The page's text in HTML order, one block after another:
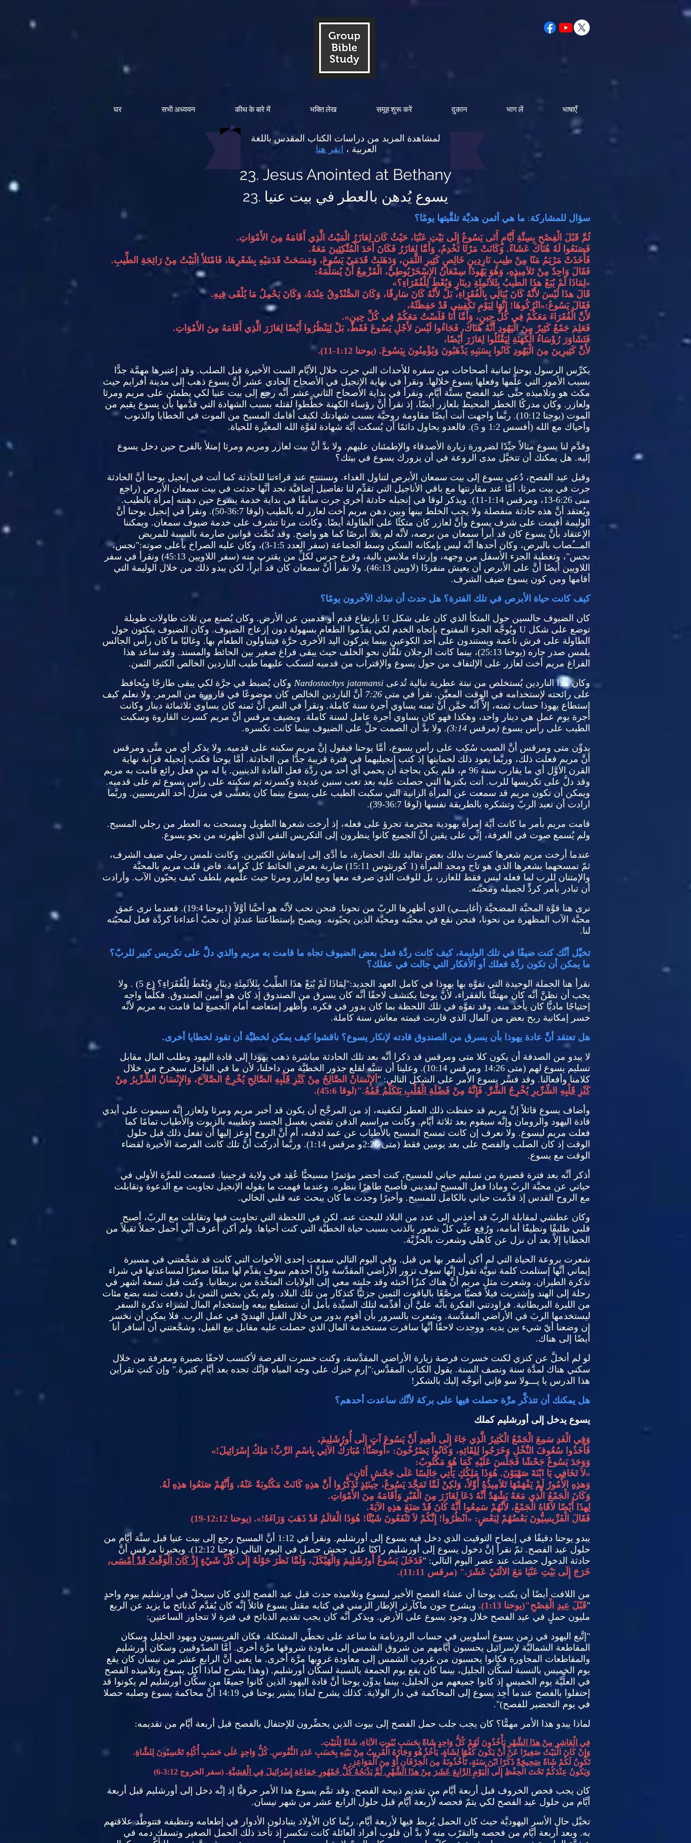
घर सभी अध्ययन कीथ के बारे में भक्ति लेख समूह शुरू करें दुकान भाग लें भाषाएँ
لمشاهدة المزيد من دراسات الكتاب المقدس باللغة
العربية ، انقر هنا.
23. Jesus Anointed at Bethany
23. يسوع يُدهن بالعطر في بيت عنيا
سؤال للمشاركة: ما هي أثمن هديَّة تلقَّيتها يومًا؟
ثُمَّ قَبْلَ الْفِصْحِ بِسِتَّةِ أَيَّامٍ أَتَى يَسُوعُ إِلَى بَيْتِ عَنْيَا، حَيْثُ كَانَ لِعَازَرُ الْمَيْتُ الَّذِي أَقَامَهُ مِنَ الأَمْوَاتِ.
فَصَنَعُوا لَهُ هُنَاكَ عَشَاءً. وَكَانَتْ مَرْثَا تَخْدِمُ، وَأَمَّا لِعَازَرُ فَكَانَ أَحَدَ الْمُتَّكِئِينَ مَعَهُ.
فَأَخَذَتْ مَرْيَمُ مَنًا مِنْ طِيبِ نَارِدِينٍ خَالِصٍ كَثِيرِ الثَّمَنِ، وَدَهَنَتْ قَدَمَيْ يَسُوعَ، وَمَسَحَتْ قَدَمَيْهِ بِشَعْرِهَا، فَامْتَلأَ الْبَيْتُ مِنْ رَائِحَةِ الطِّيبِ.
فَقَالَ وَاحِدٌ مِنْ تَلاَمِيذِهِ، وَهُوَ يَهُوذَا سِمْعَانُ الإِسْخَرْيُوطِيُّ، الْمُزْمِعُ أَنْ يُسَلِّمَهُ:
«لِمَاذَا لَمْ يُبَعْ هذَا الطِّيبُ بِثَلاَثَمِئَةِ دِينَارٍ وَيُعْطَ لِلْفُقَرَاءِ؟»
قَالَ هذَا لَيْسَ لأَنَّهُ كَانَ يُبَالِي بِالْفُقَرَاءِ، بَلْ لأَنَّهُ كَانَ سَارِقًا، وَكَانَ الصُّنْدُوقُ عِنْدَهُ، وَكَانَ يَحْمِلُ مَا يُلْقَى فِيهِ.
فَقَالَ يَسُوعُ:« اتْرُكُوهَا! إِنَّهَا لِيَوْمِ تَكْفِينِي قَدْ حَفِظَتْهُ،
لأَنَّ الْفُقَرَاءَ مَعَكُمْ فِي كُلِّ حِينٍ، وَأَمَّا أَنَا فَلَسْتُ مَعَكُمْ فِي كُلِّ حِينٍ».
فَعَلِمَ جَمْعٌ كَثِيرٌ مِنَ الْيَهُودِ أَنَّهُ هُنَاكَ، فَجَاءُوا لَيْسَ لأَجْلِ يَسُوعَ فَقَطْ، بَلْ لِيَنْظُرُوا أَيْضًا لِعَازَرَ الَّذِي أَقَامَهُ مِنَ الأَمْوَاتِ.
فَتَشَاوَرَ رُؤَسَاءُ الْكَهَنَةِ لِيَقْتُلُوا لِعَازَرَ أَيْضًا،
لأَنَّ كَثِيرِينَ مِنَ الْيَهُودِ كَانُوا بِسَبَبِهِ يَذْهَبُونَ وَيُؤْمِنُونَ بِيَسُوعَ. (يوحنا 1:12-11).
يكرِّس الرسول يوحنا ثمانية أصحاحات من سفره للأحداث التي جرت خلال الأيَّام الست الأخيرة قبل الصلب. وقد إعتبرها مهمَّة جدًّا
بسبب الأمور التي علَّمها وفعلها يسوع خلالها. ونقرأ في نهاية الإنجيل في الأصحاح الحادي عشر أنَّ يسوع ذهب إلى مدينة أفرايم حيث
مكث هو وتلاميذه حتَّى عيد الفضح بستَّة أيَّام. ونقرأ في بداية الأصحاح الثاني عشر أنَّه رجع إلى بيت عنيا لكي يطمئن على مريم ومرثا
ولعازر . وكان مدركًا الخطر المحيط بلعازر أيضًا، إذ نقرأ أنَّ رؤساء الكهنة خطَّطوا لقتله بسبب الشهادة التي قدَّمها بأن يسوع يقيم من
الموت (يوحنا 10:12).
ربَّما واجهت أنت أيضًا مقاومة روحيَّة بسبب شهادتك لكيف أقامك المسيح من الموت في الخطايا والذنوب
وأحياك مع الله ( أفسس 1:2 و 5). فالعدو يحاول دائمًا أن يُسكت أيَّة شهادة لقوَّة الله المغيِّرة للحياة.
وقدَّم لنا يسوع مثالاً جيِّدًا لضرورة زيارة الأصدقاء والإطمئنان عليهم. ولا بدَّ أنَّ بيت لعازر ومريم ومرثا إمتلأ بالفرح حين دخل يسوع
إليه. هل يمكنك أن تتخيَّل مدى الروعة في أن يزورك يسوع في بيتك؟
وقبل عيد الفصح، دُعي يسوع إلى بيت سمعان الأبرص لتناول الغداء. ونستنتج عند قراءتنا للحادثة كما أتت في إنجيل يوحنا أنَّ الحادثة
جرت في بيت مرثا، أمَّا عند مقارنتها مع باقي الأناجيل التي تقدِّم لنا تفاصيل إضافيَّة نجد أنَّها حدثت في بيت سمعان الأبرص (راجع
منى 6:26-13 ، ومرقس 1:14-11). ويذكر لوقا في إنجيله حادثة أخرى جرت سابقًا في بداية خدمة يسوع حين دهنته إمرأة بالطيب.
ويُعتقد أنَّ هذه حادثة منفصلة ولا يجب الخلط بينها وبين دهن مريم أخت لعازر له بالطيب (لوقا 36:7-50).
ونقرأ في إنجيل يوحنا أنَّ
الوليمة أقيمت على شرف يسوع وأنَّ لعازر كان متكئًا على الطاولة أيضًا. وكانت مرثا تشرف على خدمة ضيوف سمعان. ويمكننا
الإعتقاد بأنَّ يسوع كان قد أبرأ سمعان من برصه، لأنَّه لم يعد أبرصًا كما هو واضح. وقد نُصَّت قوانين صارمة بالنسبة للمريض
المـــُصاب بالبرص، وكان أحدها أنَّه ليس بإمكانه السكن وسط الجماعة (سفر العدد 1:5-3) ، وكان عليه الصراخ بأعلى صوته:"نجس،
نجس"، وتغطية الجزء الأسفل من وجهه، وإرتداء ملابس بالية، وقرع جرس لكلِّ من يقترب منه (سفر اللاويين 45:13) ونقرأ في سفر
اللاويين أيضًا أنَّ على الأبرص أن يعيش منفردًا (لاويين 46:13).
ولا نقرأ أنَّ سمعان كان قد أُبرِأ، لكن يبدو ذلك من خلال الوليمة التي
أقامها ومن كون يسوع ضيف الشرف.
كيف كانت حياة الأبرص في تلك الفترة؟ هل حدث أن نبذك الآخرون يومًا؟
كان الضيوف جالسين حول المتكأ الذي كان على شكل U بإرتفاع قدم أو قدمين عن الأرض. وكان يُصنع من ثلاث طاولات طويلة
توضع على شكل U ويُوجَّه الجزء المفتوح بإتجاه الخدم لكي يقدِّموا الطعام بسهولة دون إزعاج الضيوف. وكان الضيوف يتكئون حول
الطاولة على فرش ناعمة ويستندون على أحد الكوعين بينما يتركون اليد الأخرى حرَّة فيتناولون الطعام بها. وغالبًا ما كان رأس الجالس
يلمس صدر جاره (يوحنا 25:13) ، بينما كانت الرجلان تلفَّان نحو الخلف حيث يبقى فراغ صغير بين الحائط والمسند. وقد ساعد هذا
الفراغ مريم أخت لعازر على الإلتفاف من حول يسوع والإقتراب من قدميه لتسكب عليهما طيب الناردين الخالص الكثير الثمن.
وكان هذا الناردين يُستخلص من نبتة عطرية نبالية تُدعى Nardostachys jatamansi وكان يُضبط في جرَّة لكي يبقى طازجًا ويُحافظ
على رائحته لإستخدامه في الوقت المعيَّن. نقرأ في متى 7:26 أنَّ الناردين الخالص كان موضوعًا في قارورة من المرمر . ولا نعلم كيف
إستطاع يهوذا حساب ثمنه، إلاَّ أنَّه خمَّن أنَّ ثمنه يساوي أجرة سنة كاملة. ونقرأ في النص أنَّ ثمنه كان يساوي ثلاثمائة دينار وكانت
أجرة يوم عمل هي دينار واحد، وهكذا فهو كان يساوي أجرة عامل لسنة كاملة. ويضيف مرقس أنَّ مريم كسرت القاروة وسكبت
الطيب على رأس يسوع (مرقس 3:14). ولا بدَّ أن الصمت حلَّ على الضيوف بينما كانت تكسره.
يدوِّن متى ومرقس أنَّ الصيب سُكِب على رأس يسوع، أمَّا يوحنا فيقول إنَّ مريم سكبته على قدميه. ولا يذكر أي من متَّى ومرقس
أنَّ مريم فعلت ذلك، وربَّما يعود ذلك لحمايتها إذ كتب إنجيليهما في فترة قريبة جدًّا من الحادثة. أمَّا يوحنا فكتب إنجيله قرابة نهاية
القرن الأوَّل أي ما يقارب سنة 96 م، فلم يكن بحاجة أن يحمي أي أحد من ردَّة فعل القادة الدينيين. يا له من فعل رائع قامت به مريم
وقد دلَّ على تكريسها للرب. أتت بكنزها التي حصلت عليه بعد تعب سنين عديدة وكسرته ثم سكبته على رأس يسوع ثم على قدميه.
ويمكن أن تكون مريم قد سمعت عن المرأة الزانية التي سكبت الطيب على يسوع بينما كان يتعشَّى في منزل أحد الفريسيين. وربَّما
ارادت أن تعبد الربّ وتشكره بالطريقة نفسها (لوقا 36:7-39).
قامت مريم بأمر ما كانت أيَّة إمرأة يهودية محترمة تجرؤ على فعله، إذ أرخت شعرها الطويل ومسحت به العطر من رجلي المسيح.
ولم يُسمع صوت في الغرفة، إنِّي على يقين أنَّ الجميع كانوا ينظرون إلى التكريس النقي الذي أظهرته من نحو يسوع.
عندما أرخت مريم شعرها كسرت بذلك بعض تقاليد تلك الحضارة، ما أدَّى إلى إندهاش الكثيرين. وكانت تلمس رجلي ضيف الشرف،
ثمّ تمسحهما بشعرها الذي هو تاج ومجد المرأة (1 كورنثوس 15:11) ضاربة بعرض الحائط كل كرامة. فاض قلب مريم بالمحبَّة
والإمتنان للرب لما فعله ليس فقط للعازر، بل للوقت الذي صرفه معها ومع لعازر ومرثا حيث علَّمهم بلطف كيف يحبّون الآب. وأرادت
أن تبادر بأمر كردٍّ لجميله ومحبَّته.
نرى هنا قوَّة المحبَّة المضحيَّة ( أغاﭘـــي) الذي أظهرها الربّ من نحونا. فنحن نحب لأنَّه هو أحبَّنا أوَّلاً (1 يوحنا 19:4).
فعندما نرى عمق
محبَّة الآب المظهرة من نحونا، فنحن نقع في محبَّته ومحبَّة الذين يحبّونه. ويصبح بإستطاعتنا عندئذٍ أن نحبّ أعداءنا كردَّة فعل لمحبّته
لنا.
تخيَّل أنَّك كنت ضيفًا في تلك الوليمة، كيف كانت ردَّة فعل بعض الضيوف تجاه ما قامت به مريم والذي دلَّ على تكريس كبير للربّ؟
ما يمكن أن تكون ردَّة فعلك أو الأفكار التي جالت في عقلك؟
نقرأ هنا الجملة الوحيدة التي تفوَّه بها يهوذا في كامل العهد الجديد:"لِمَاذَا لَمْ يُبَعْ هذَا الطِّيبُ بِثَلاَثَمِئَةِ دِينَارٍ وَيُعْطَ لِلْفُقَرَاءِ؟ (ع 5)
. ولا
يجب أن نظنَّ أنَّه كان مهتمًّا بالفقراء، لأنَّ يوحنا يكتشف لاحقًا أنَّه كان يسرق من الصندوق إذ كان هو أمين الصندوق. فكلَّما واجه
إحتياجًا ماديًّا كان يأخذ منه. وقد تفوَّه في تلك اللحظة بما كان يدور في فكره. وأظهر إمتعاضه أمام الجميع لما قامت به مريم لأنَّه
خسر إمكانية ربح بعض من المال الذي قاربت قيمته معاش سنة كاملة.
هل تعتقد أنَّ عادة يهوذا بأن يسرق من الصندوق قادته لإنكار يسوع؟ ناقشوا كيف يمكن لخطيَّة أن تقود لخطايا أخرى.
لا يبدو من الصدفة أن يكون كلا متى ومرقس قد ذكرا أنَّه بعد تلك الحادثة مباشرة ذهب يهوذا إلى قادة اليهود وطلب المال مقابل
تسليم يسوع لهم (متى 14:26 ومرقس 10:14).
وعلينا أن نتنبَّه لقلع جذور الخطيَّة من داخلنا، لأن ما في الداخل سيخرخ من خلال
كلامنا وأفعالنا. وقد فسِّر يسوع الأمر على الشكل التالي: " اَلإِنْسَانُ الصَّالِحُ مِنْكَنْزِ قَلْبِهِ الصَّالِحِ يُخْرِجُ الصَّلاَحَ، وَالإِنْسَانُ الشِّرِّيرُ مِنْ
كَنْزِ قَلْبِهِ الشِّرِّيرِ يُخْرِجُ الشَّرَّ . فَإِنَّهُ مِنْ فَضْلَةِ الْقَلْبِ يَتَكَلَّمُ فَمُهُ."(لوقا 45:6).
وأضاف يسوع قائلاً إنَّ مريم قد حفظت ذلك العطر لتكفينه، إذ من المرجَّح أن يكون قد أخبر مريم ومرثا ولعازر إنَّه سيموت على أيدي
قادة اليهود والرومان وإنَّه سيقوم بعد ثلاثة أيَّام. وكانت مراسيم الدفن تقضي بغسل الجسد وتطييبه بالزيوت والأطياب تمامًا كما
فعلت مريم ليسوع. ولا نعرف إن كانت تمسح المسيح بالأطياب عن عمد لدفنه، أم أنَّ الروح أوعز إليها أن تفعل ذلك قبل حلول
الوقت إذ كان الصلب والفصح على بعد يومين فقط (متى2:26و مرقس 1:14).
وربَّما أدركت أنَّ تلك كانت الفرصة الأخيرة لقضاء
الوقت مع يسوع.
أذكر أنَّه بعد فترة قصيرة من تسليم حياتي للمسيح، كنت أحضر مؤتمرًا مسيحيًّا عُقِد في ولاية فرجينيا. فسمعت للمرَّة الأولى في
حياتي عن محبَّة الربّ وماذا فعل المسيح ليفديني فأصبح طاهرًا بنظره. وعندما فهمت ما يقوله الإنجيل تجاوبت مع الدعوة وتقابلت
مع الروح القدس إذ قدَّمت حياتي بالكامل للمسيح. وأخيرًا وجدت ما كان يبحث عنه قلبي الخالي.
وكان عطشي لمقابلة الربّ قد أخذني إلى عدد من البلاد للبحث عنه. لكن في اللحظة التي تجاوبت فيها وتقابلت مع الربّ، أصبح
قلبي طليقًا ونظيفًا أمامه، ورُفِع عنِّي كلّ شعور بالذنب بسبب حياة الخطيَّة التي كنت أحياها. ولم أكن أعرف أنِّي أحمل حملاً ثقيلاً من
الخطايا إلاَّ بعد أن نزل عن كاهلي وشعرت بالحرِّيَّة.
شعرت بروعة الحياة التي لم أكن أشعر بها من قبل. وفي اليوم التالي سمعت إحدى الأخوات التي كانت قد شجَّعتني في مسيرة
إيماني أنَّها إستلمت كلمة نبويَّة تقول إنَّها سوف تزور الأراضي المقدَّسة وأنَّ أحدهم سوف يقدِّم لها مبلغًا صغيرًا لمساعدتها في شراء
تذكرة الطيران. وشعرت مثل مريم أنَّ هناك كنزًا أخبئه وقد جلبته معي إلى الولايات المتحِّدة من بريطانيا. وكنت قبل تسعة أشهر في
رحلة إلى الهند وإشتريت فيلاً فضيَّا مرصَّعًا بالياقوت الثمين جزئيًّا كتذكار من تلك البلاد. ولم يكن بخس الثمن بل دفعت ثمنه بضع مئات
من الليرة البريطانية. فراودتني الفكرة بأنَّه عليَّ أن أقدِّمه لتلك السيِّدة بأمل أن تستطيع بيعه وإستخدام المال لشراء تذكرة السفر
ليستخدمها الربَ في الأراضي المقدَّسة. وشعرت بالسرور بأن أقوم بدور من خلال الفيل الهنديّ في عمل الرب. فلا يمكن أن نخسر
إن وضعنا أيّ شيء بين يديه. ووجدت لاحقًا أنَّها سافرت مستخدمة المال الذي حصلت عليه مقابل بيع الفيل، وشجَّعتني أن أسافر أنا
أيضًا إلى هناك.
لو لم أتخلَّ عن كنزي لكنت خسرت فرصة زيارة الأراضي المقدَّسة، وكنت خسرت الفرصة لأكتسب لاحقًا بصيرة ومعرفة من خلال
سكني هناك لمدَّة سنة ونصف السنة. يقول الكتاب المقدَّس:" إرمِ خبزك على وجه المياه فإنَّك تجده بعد أيَّام كثيرة." وإن كنتِ تقرأين
هذا الدرس يا ﭘـــولا سو فإني أتوجَّه إليك بالشكر !
هل يمكنك أن تتذكَّر مرَّة حصلت فيها على بركة لأنَّك ساعدت أحدهم؟
يسوع يدخل إلى أورشليم كملك
وَفِي الْغَدِ سَمِعَ الْجَمْعُ الْكَثِيرُ الَّذِي جَاءَ إِلَى الْعِيدِ أَنَّ يَسُوعَ آتٍ إِلَى أُورُشَلِيمَ،
فَأَخَذُوا سُعُوفَ النَّخْلِ وَخَرَجُوا لِلِقَائِهِ، وَكَانُوا يَصْرُخُونَ: « أُوصَنَّا! مُبَارَكٌ الآتِي بِاسْمِ الرَّبِّ! مَلِكُ إِسْرَائِيلَ!»
وَوَجَدَ يَسُوعُ جَحْشًا فَجَلَسَ عَلَيْهِ كَمَا هُوَ مَكْتُوبٌ:
«لاَ تَخَافِي يَا ابْنَةَ صَهْيَوْنَ. هُوَذَا مَلِكُكِ يَأْتِي جَالِسًا عَلَى جَحْشٍ أَتَانٍ».
وَهذِهِ الأُمُورُ لَمْ يَفْهَمْهَا تَلاَمِيذُهُ أَوَّلاً، وَلكِنْ لَمَّا تَمَجَّدَ يَسُوعُ، حِينَئِذٍ تَذَكَّرُوا أَنَّ هذِهِ كَانَتْ مَكْتُوبَةً عَنْهُ، وَأَنَّهُمْ صَنَعُوا هذِهِ لَهُ.
وَكَانَ الْجَمْعُ الَّذِي مَعَهُ يَشْهَدُ أَنَّهُ دَعَا لِعَازَرَ مِنَ الْقَبْرِ وَأَقَامَهُ مِنَ الأَمْوَاتِ.
لِهذَا أَيْضًا لاَقَاهُ الْجَمْعُ، لأَنَّهُمْ سَمِعُوا أَنَّهُ كَانَ قَدْ صَنَعَ هذِهِ الآيَةَ.
فَقَالَ الْفَرِّيسِيُّونَ بَعْضُهُمْ لِبَعْضٍ: « انْظُرُوا ! إِنَّكُمْ لاَ تَنْفَعُونَ شَيْئًا! هُوَذَا الْعَالَمُ قَدْ ذَهَبَ وَرَاءَهُ!». (يوحنا 12:12-19)
يبدو يوحنا دقيقًا في إيضاح التوقيت الذي دخل فيه يسوع إلى أورشليم. ونقرأ في 1:12 أنَّ المسيح رجع إلى بيت عنيا قبل ستَّة أيَّام من
حلول عيد الفصح. ثمّ نقرأ إنَّ دخول يسوع إلى أورشليم راكبًا على جحش حصل في اليوم التالي (يوحنا 12:12).
ويخبرنا مرقس أنَّ
حادثة الدخول حصلت عند عصر اليوم التالي: "فَدَخَلَ يَسُوعُ أُورُشَلِيمَ وَالْهَيْكَلَ، وَلَمَّا نَظَرَ حَوْلَهُ إِلَى كُلِّ شَيْءٍ إِذْ كَانَ الْوَقْتُ قَدْ أَمْسَى،
خَرَجَ إِلَى بَيْتِ عَنْيَا مَعَ الاثْنَيْ عَشَرَ ." (مرقس 11:11).
من اللافت أيضًا أن يكتب يوحنا أن عشاء الفصح الأخير ليسوع وتلاميذه حدث قبل عيد الفصح الذي كان سيحلّ في أورشليم بيوم واحدٍ
"قَبْلَ عِيدِ الْفِصْحِ"(يوحنا 1:13). ويشرح جون ماكآرثر الإطار الزمني في كتابه مقتل يسوع قائلاً إنَّه كان يُقدَّم كذبائح ما يزيد عن الربع
مليون حملٍ في عيد الفصح خلال وجود يسوع على الأرض. ويذكر أنَّه كان يجب تقديم الذبائح في فترة لا تتجاوز الساعتين:
" إتَّبع اليهود في زمن يسوع أسلوبين في حساب الروزنامة ما ساعد على تخطِّي المشكلة. فكان الفريسيون ويهود الجليل وسكان
المقاطعة الشماليَّة لإسرائيل يحسبون أيَّامهم من شروق الشمس إلى معاودة شروقها مرَّة أخرى. أمَّا الصدّوقيين وسكان أورشليم
والمقاطعات المجاورة فكانوا يحسبون من غروب الشمس إلى معاودة غروبها مرَّة أخرى. ما يعني أنَّ الرابع عشر من نيسان كان يقع
يوم الخميس بالنسبة لسكَّان الجليل، بينما كان يقع يوم الجمعة بالنسبة لسكَّان أورشليم. (وهذا يشرح لماذا أكل يسوع وتلاميذه الفصح
في العلِّيَّة يوم الخميس إذ كانوا جميعهم من الجليل، بينما يدوِّن يوحنا أنَّ قادة اليهود الذين كانوا جميعًا من سكَّان أورشليم لم يكونوا قد
إحتفلوا بالفصح عندما أُخِذ يسوع إلى المحاكمة في دار الولاية. كذلك يشرح لماذا يشير يوحنا في 14:19 أنَّ محاكمة يسوع وصلبه حصلا
في يوم التحضير للفصح)".
لماذا يبدو هذا الأمر مهمًّا؟ كان يجب جلب حمل الفصح إلى بيوت الذين يحضِّرون للإحتفال بالفصح قبل أربعة أيَّام من تقديمه:
فِي الْعَاشِرِ مِنْ هذَا الشَّهْرِ يَأْخُذُونَ لَهُمْ كُلُّ وَاحِدٍ شَاةً بِحَسَبِ بُيُوتِ الآبَاءِ، شَاةً لِلْبَيْتِ.
وَإِنْ كَانَ الْبَيْتُ صَغِيرًا عَنْ أَنْ يَكُونَ كُفْوًا لِشَاةٍ، يَأْخُذُ هُوَ وَجَارُهُ الْقَرِيبُ مِنْ بَيْتِهِ بِحَسَبِ عَدَدِ النُّفُوسِ.كُلُّ وَاحِدٍ عَلَى حَسَبِ أُكْلِهِ تَحْسِبُونَ لِلشَّاةِ.
تَكُونُ لَكُمْ شَاةً صَحِيحَةً ذَكَرًا ابْنَ سَنَةٍ، تَأْخُذُونَهُ مِنَ الْخِرْفَانِ أَوْ مِنَ الْمَوَاعِزِ .
وَيَكُونُ عِنْدَكُمْ تَحْتَ الْحِفْظِ إِلَى الْيَوْمِ الرَّابِعَ عَشَرَ مِنْ هذَا الشَّهْرِ .ثُمَّ يَذْبَحُهُ كُلُّ جُمْهُورِ جَمَاعَةِ إِسْرَائِيلَ فِي الْعَشِيَّةِ. (سفر الخروج 3:12-6)
كان يجب فحص الخروف قبل أربعة أيَّام من تقديم ذبيحة الفصح. وقد تمَّم يسوع هذا الأمر حرفيًّا إذ إنَّه دخل إلى أورشليم قبل أربعة
أيَّام من حلول عيد الفصح لكي يتمّ فحصه لأربعة أيَّام قبل حلول الرابع عشر من شهر نيسان.
تخيَّل حال الأسر اليهوديَّة حيث كان الحمل يُربط فيها لأربعة أيَّام. ربَّما كان الأولاد يتبادلون الأدوار في إطعامه وتنظيفه فتتوطَّد علاقتهم
به. وبعد أربعة أيَّام من فحصه والتقرّب منه لا بدَّ أن قلوب أفراد العائلة كانت تنكسر إذ تأخذ ذلك الحمل الصغير وتسفك دمه في